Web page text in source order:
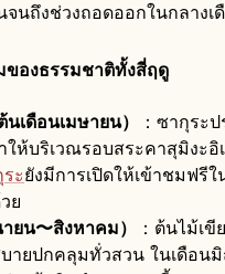
จนถึงช่วงถอดออกในกลาง
ของธรรมชาติทั้งสี่ฤดู
เดือนเมษายน）
：ซากุระ
ห้บริเวณรอบสระคาสุมิงะอิ
ะยังมีการเปิดให้เข้าชมฟรี
ย
ยน〜สิงหาคม）
：ต้นไม้เ
ายปกคลุมทั่วสวน ในเดือน